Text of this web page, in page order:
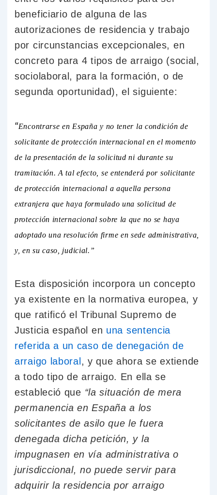
beneficiario de alguna de las
autorizaciones de residencia y trabajo
por circunstancias excepcionales, en
concreto para 4 tipos de arraigo (social,
sociolaboral, para la formación, o de
segunda oportunidad), el siguiente:
“Encontrarse en España y no tener la condición de
solicitante de protección internacional en el momento
de la presentación de la solicitud ni durante su
tramitación. A tal efecto, se entenderá por solicitante
de protección internacional a aquella persona
extranjera que haya formulado una solicitud de
protección internacional sobre la que no se haya
adoptado una resolución firme en sede administrativa,
y, en su caso, judicial.”
Esta disposición incorpora un concepto
ya existente en la normativa europea, y
que ratificó el Tribunal Supremo de
Justicia español en una sentencia
referida a un caso de denegación de
arraigo laboral , y que ahora se extiende
a todo tipo de arraigo. En ella se
estableció que “la situación de mera
permanencia en España a los
solicitantes de asilo que le fuera
denegada dicha petición, y la
impugnasen en vía administrativa o
jurisdiccional, no puede servir para
adquirir la residencia por arraigo